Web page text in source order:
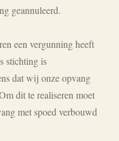
geannuleerd.
een vergunning heeft
stichting is
dat wij onze opvang
dit te realiseren moet
met spoed verbouwd